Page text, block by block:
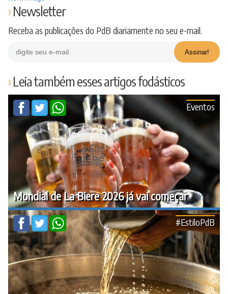
Newsletter
Receba as publicações do PdB diariamente no seu e-mail.
Leia também esses artigos fodásticos
Mondial de La Biere 2026 já vai começar
Eventos
#EstiloPdB